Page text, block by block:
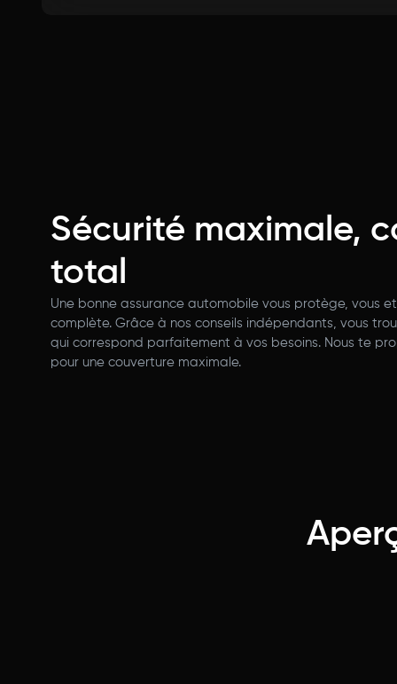
Sécurité maximale,
total
Une bonne assurance automobile vous protège, vous
complète. Grâce à nos conseils indépendants, vous
qui correspond parfaitement à vos besoins. Nous te
pour une couverture maximale.